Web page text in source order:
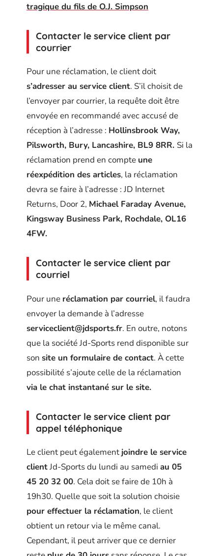
tragique du fils de O.J. Simpson
Contacter le service client par
courrier
Pour une réclamation, le client doit
s’adresser au service client. S’il choisit de
l’envoyer par courrier, la requête doit être
envoyée en recommandé avec accusé de
réception à l’adresse : Hollinsbrook Way,
Pilsworth, Bury, Lancashire, BL9 8RR. Si la
réclamation prend en compte une
réexpédition des articles, la réclamation
devra se faire à l’adresse : JD Internet
Returns, Door 2, Michael Faraday Avenue,
Kingsway Business Park, Rochdale, OL16
4FW.
Contacter le service client par
courriel
Pour une réclamation par courriel, il faudra
envoyer la demande à l’adresse
serviceclient@jdsports.fr. En outre, notons
que la société Jd-Sports rend disponible sur
son site un formulaire de contact. À cette
possibilité s’ajoute celle de la réclamation
via le chat instantané sur le site.
Contacter le service client par
appel téléphonique
Le client peut également joindre le service
clientJd-Sports du lundi au samedi au 05
45 20 32 00. Cela doit se faire de 10h à
19h30. Quelle que soit la solution choisie
pour effectuer la réclamation, le client
obtient un retour via le même canal.
Cependant, il peut arriver que ce dernier